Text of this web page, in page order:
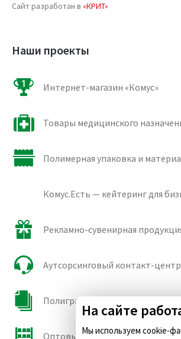
Сайт разработан в «КРИТ»
Наши проекты
Интернет-магазин «Комус»
Товары медицинского
Полимерная упаковка и
Комус.Есть — кейтеринг для
Рекламно-сувенирная
Аутсорсинговый контакт-центр
Полиграфические сорта бумаги
Оптовые продажи
На сайте
Мы используем cookie-